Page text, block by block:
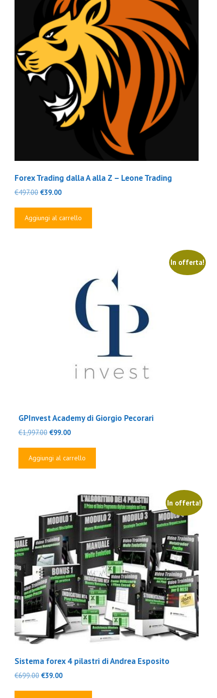
Forex Trading dalla A alla Z – Leone Trading
€497.00 Il
era:
€39.00Il
è:
Aggiungi al carrello
In offerta!
GPInvest Academy di Giorgio Pecorari
€1,997.00 Il
era:
€99.00Il
è:
Aggiungi al carrello
In offerta!
Sistema forex 4 pilastri di Andrea Esposito
€699.00 Il
€39.00Il